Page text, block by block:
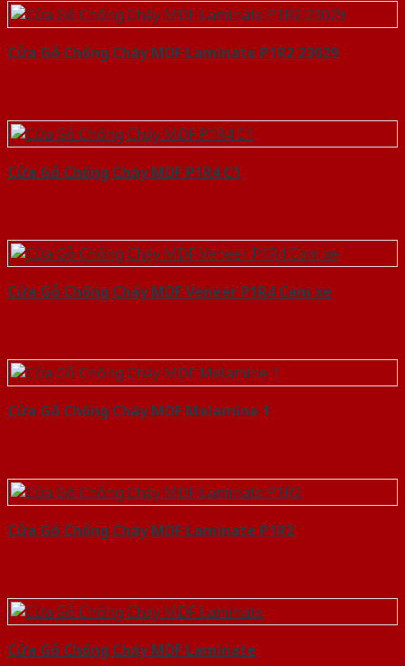
Cửa Gỗ Chống Cháy MDF Laminate P1R2 23029
Cửa Gỗ Chống Cháy MDF P1R4 C1
Cửa Gỗ Chống Cháy MDF Veneer P1R4 Cam xe
Cửa Gỗ Chống Cháy MDF Melamine 1
Cửa Gỗ Chống Cháy MDF Laminate P1R2
Cửa Gỗ Chống Cháy MDF Laminate